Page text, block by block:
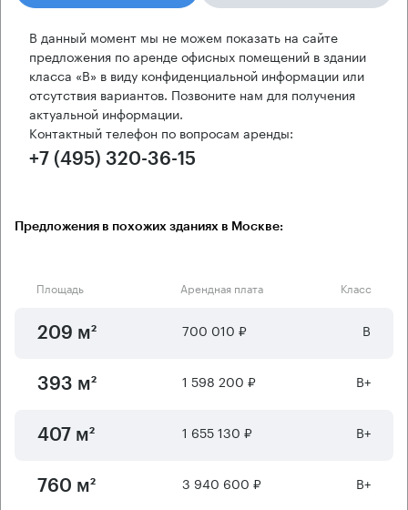
В данный момент мы не можем показать на сайте
предложения по аренде офисных помещений в здании
класса «B» в виду конфиденциальной информации или
отсутствия вариантов. Позвоните нам для получения
актуальной информации.
Контактный телефон по вопросам аренды:
+7 (495) 320-36-15
Предложения в похожих зданиях в Москве:
Площадь Арендная плата Класс
209 м² 700 010 ₽ B
393 м² 1 598 200 ₽ B+
407 м² 1 655 130 ₽ B+
760 м² 3 940 600 ₽ B+